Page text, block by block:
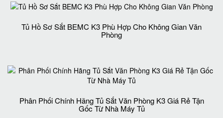
Tủ Hồ Sơ Sắt BEMC K3 Phù Hợp Cho Không Gian Văn
Phòng
Phân Phối Chính Hãng Tủ Sắt Văn Phòng K3 Giá Rẻ Tận
Gốc Từ Nhà Máy Tủ